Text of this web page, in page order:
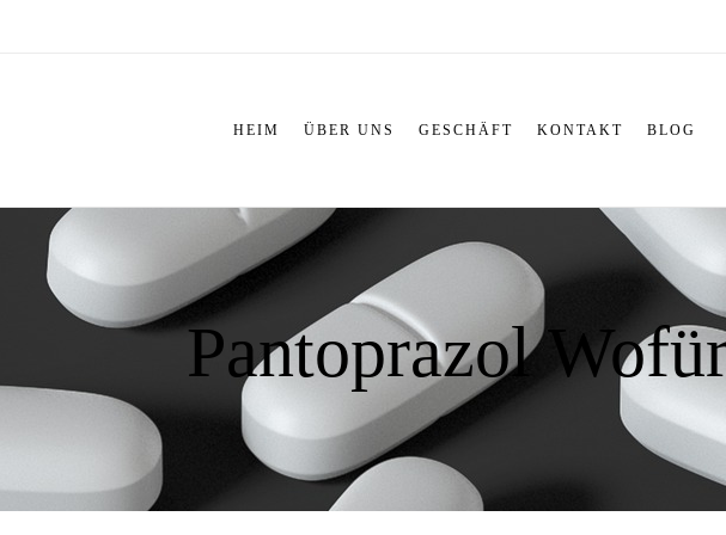
HEIM ÜBER UNS GESCHÄFT KONTAKT BLOG
Pantoprazol